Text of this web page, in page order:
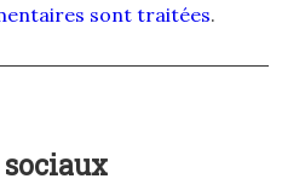
sont traitées.